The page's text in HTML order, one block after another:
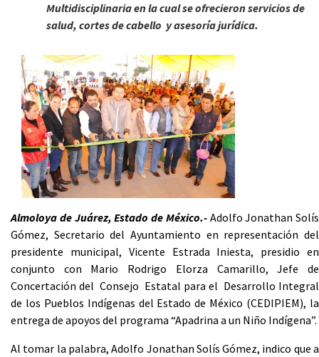
Multidisciplinaria en la cual se ofrecieron servicios de
salud, cortes de cabello y asesoría jurídica.
Almoloya de Juárez, Estado de México.- Adolfo Jonathan Solís
Gómez, Secretario del Ayuntamiento en representación del
presidente municipal, Vicente Estrada Iniesta, presidio en
conjunto con Mario Rodrigo Elorza Camarillo, Jefe de
Concertación del Consejo Estatal para el Desarrollo Integral
de los Pueblos Indígenas del Estado de México (CEDIPIEM), la
entrega de apoyos del programa “Apadrina a un Niño Indígena”.
Al tomar la palabra, Adolfo Jonathan Solís Gómez, indico que a